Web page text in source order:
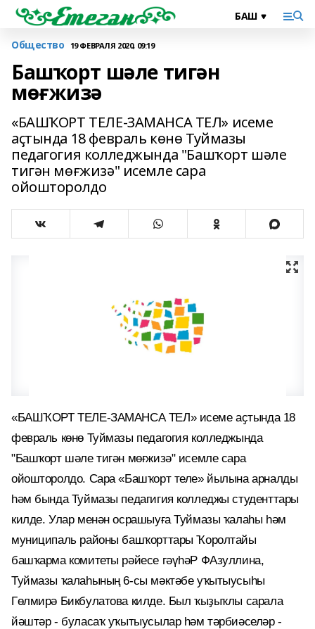
Общество 19 ФЕВРАЛЯ 2020, 09:19
Башҡорт шәле тигән
мөғжизә
«БАШҠОРТ ТЕЛЕ-ЗАМАНСА ТЕЛ» исеме
аҫтында 18 февраль көнө Туймазы
педагогия колледжында "Башҡорт шәле
тигән мөғжизә" исемле сара
ойошторолдо
«БАШҠОРТ ТЕЛЕ-ЗАМАНСА ТЕЛ» исеме аҫтында 18
февраль көнө Туймазы педагогия колледжында
"Башҡорт шәле тигән мөғжизә" исемле сара
ойошторолдо. Сара «Башҡорт теле» йылына арналды
һәм бында Туймазы педагигия колледжы студенттары
килде. Улар менән осрашыуға Туймазы ҡалаһы һәм
муниципаль районы башҡорттары Ҡоролтайы
башҡарма комитеты рәйесе гәүһәР ФАзуллина,
Туймазы ҡалаһының 6-сы мәктәбе уҡытыусыһы
Гөлмирә Бикбулатова килде. Был ҡыҙыҡлы сарала
йәштәр - буласаҡ уҡытыусылар һәм тәрбиәселәр -